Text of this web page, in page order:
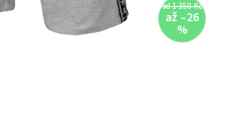
od 1 350 Kč
až –26
%